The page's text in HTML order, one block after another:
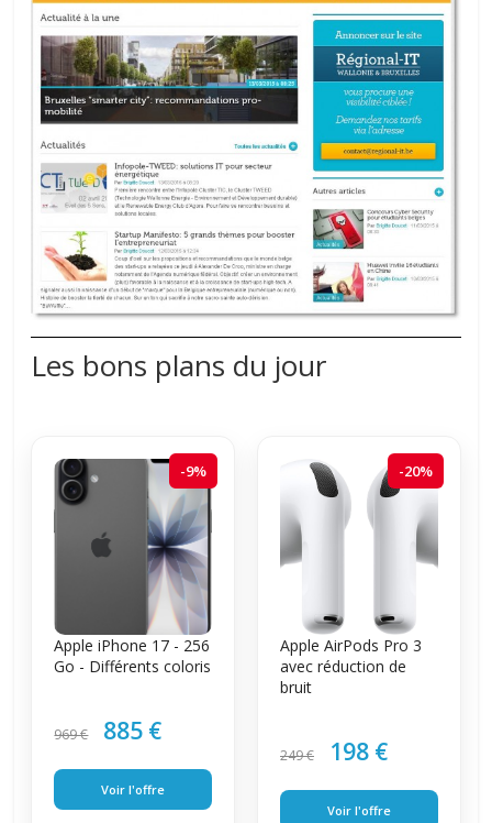
Les bons plans du jour
-9%
Apple iPhone 17 - 256
Go - Différents coloris
969 € 885 €
Voir l'offre
-20%
Apple AirPods Pro 3
avec réduction de
bruit
249 € 198 €
Voir l'offre